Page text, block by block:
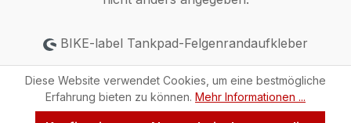
BIKE-label Tankpad-Felgenrandaufkleber
Diese Website verwendet Cookies, um eine bestmögliche
Erfahrung bieten zu können. Mehr Informationen ...